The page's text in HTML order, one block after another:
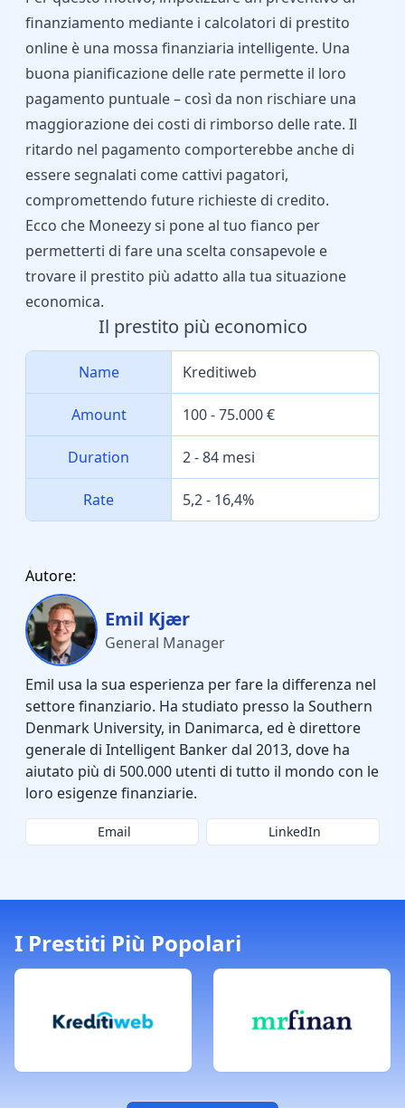
finanziamento mediante i calcolatori di prestito
online è una mossa finanziaria intelligente. Una
buona pianificazione delle rate permette il loro
pagamento puntuale – così da non rischiare una
maggiorazione dei costi di rimborso delle rate. Il
ritardo nel pagamento comporterebbe anche di
essere segnalati come cattivi pagatori,
compromettendo future richieste di credito.
Ecco che Moneezy si pone al tuo fianco per
permetterti di fare una scelta consapevole e
trovare il prestito più adatto alla tua situazione
economica.
Il prestito più economico
Name Kreditiweb
Amount 100 - 75.000 €
Duration 2 - 84 mesi
Rate 5,2 - 16,4%
Autore:
Emil Kjær
General Manager
Emil usa la sua esperienza per fare la differenza nel
settore finanziario. Ha studiato presso la Southern
Denmark University, in Danimarca, ed è direttore
generale di Intelligent Banker dal 2013, dove ha
aiutato più di 500.000 utenti di tutto il mondo con le
loro esigenze finanziarie.
Email LinkedIn
I Prestiti Più Popolari